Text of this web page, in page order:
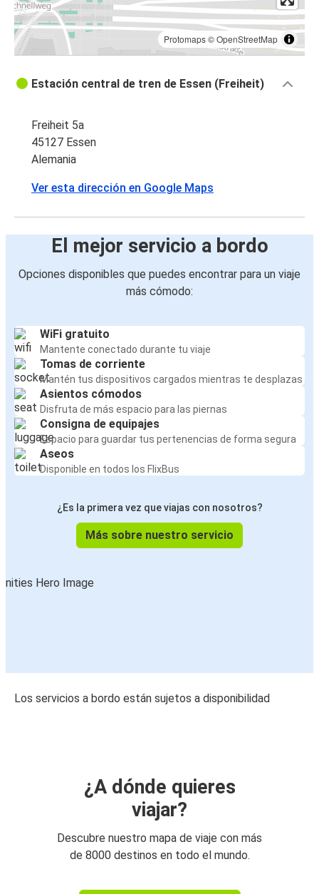
Protomaps©OpenStreetMap
Estación central de tren de Essen (Freiheit)
Freiheit 5a
45127 Essen
Alemania
Ver esta dirección en Google Maps
El mejor servicio a bordo
Opciones disponibles que puedes encontrar para un viaje
más cómodo:
WiFi gratuito
Mantente conectado durante tu viaje
Tomas de corriente
Mantén tus dispositivos cargados mientras te desplazas
Asientos cómodos
Disfruta de más espacio para las piernas
Consigna de equipajes
Espacio para guardar tus pertenencias de forma segura
Aseos
Disponible en todos los FlixBus
¿Es la primera vez que viajas con nosotros?
Más sobre nuestro servicio
Los servicios a bordo están sujetos a disponibilidad
¿A dónde quieres
viajar?
Descubre nuestro mapa de viaje con más
de 8000 destinos en todo el mundo.